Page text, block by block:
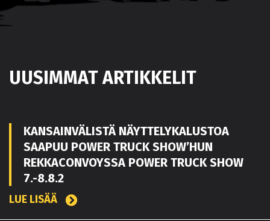
UUSIMMAT ARTIKKELIT
KANSAINVÄLISTÄ NÄYTTELYKALUSTOA
SAAPUU POWER TRUCK SHOW’HUN
REKKACONVOYSSA POWER TRUCK SHOW
7.-8.8.2
LUE LISÄÄ